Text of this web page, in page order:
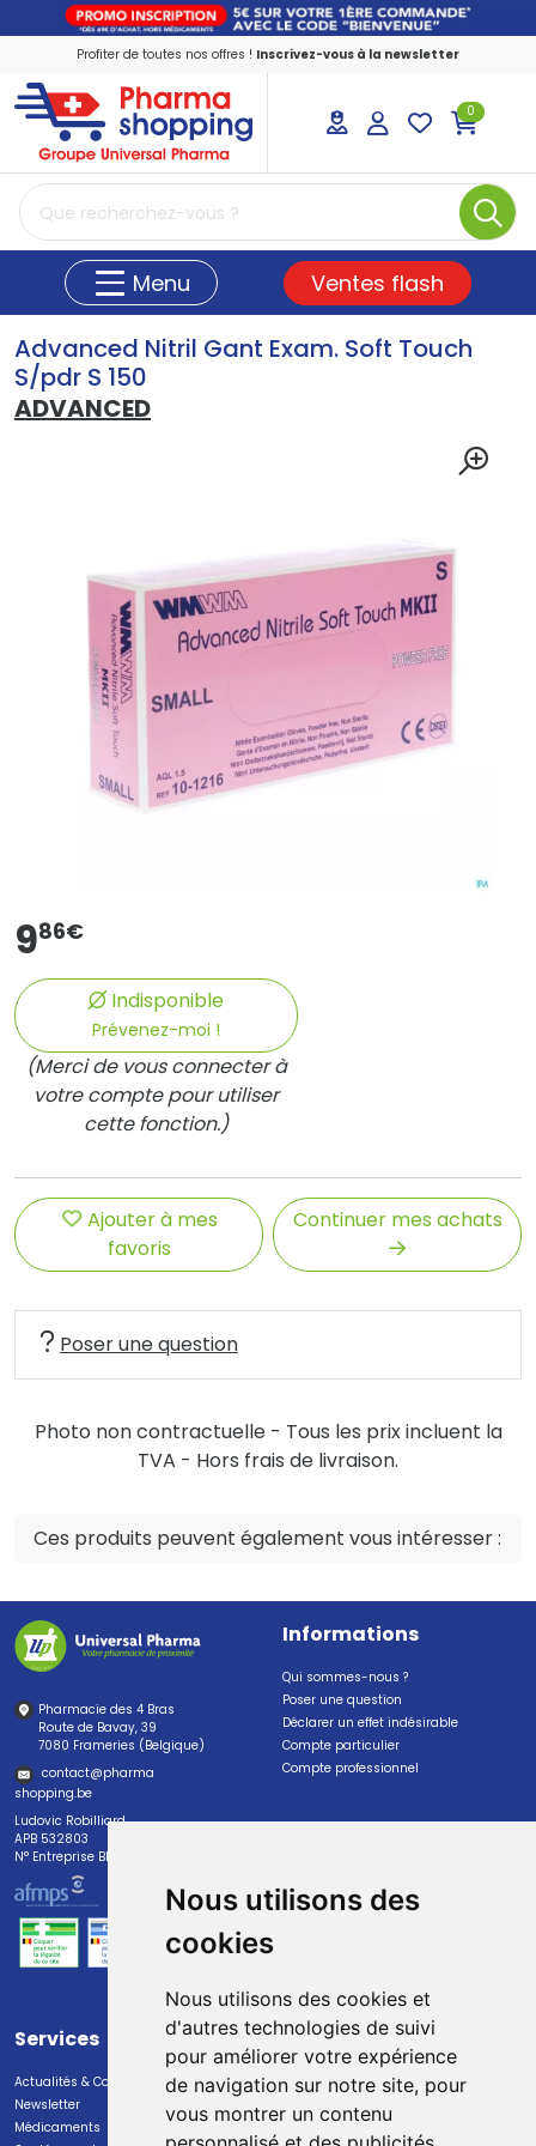
Nous utilisons des
cookies
Nous utilisons des cookies et
d'autres technologies de suivi
pour améliorer votre expérience
de navigation sur notre site, pour
vous montrer un contenu
Profiter de toutes nos offres ! Inscrivez-vous à la newsletter
PharmaShopping Votre pharmacie en
0
Menu Ventes flash
Advanced Nitril Gant Exam. Soft Touch
S/pdr S 150
ADVANCED
986€
Indisponible
Prévenez-moi !
(Merci de vous connecter à
votre compte pour utiliser
cette fonction.)
Ajouter à mes
favoris
Continuer mes achats
Poser une question
Photo non contractuelle - Tous les prix incluent la
TVA - Hors frais de livraison.
Ces produits peuvent également vous intéresser :
Pharmacie des 4 Bras
Route de Bavay, 39
7080 Frameries (Belgique)
contact@pharma
shopping.be
Ludovic Robilliard
APB 532803
N° Entreprise BE0447.382.113
Informations
Qui sommes-nous ?
Poser une question
Déclarer un effet indésirable
Compte particulier
Compte professionnel
Services
Actualités & Conseils
Newsletter
Médicaments
Paiement
Paiement sécurisé